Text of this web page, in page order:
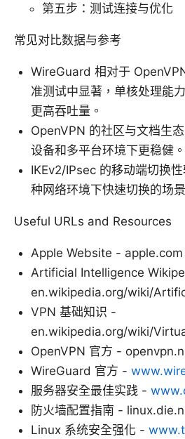
第五步：测试连接与优化
常见对比数据与参考
WireGuard 相对于
准测试中显著，单核处理能
更高吞吐量。
OpenVPN 的社区与文档生
设备和多平台环境下更稳健。
IKEv2/IPsec 的移动端切换
种网络环境下快速切换的场景
Useful URLs and Resources
Apple Website - apple.com
Artificial Intelligence
en.wikipedia.org/wiki/
VPN 基础知识 -
en.wikipedia.org/wiki/
OpenVPN 官方 -
WireGuard 官方 -
服务器安全最佳实践 -
防火墙配置指南 -
Linux 系统安全强化 -